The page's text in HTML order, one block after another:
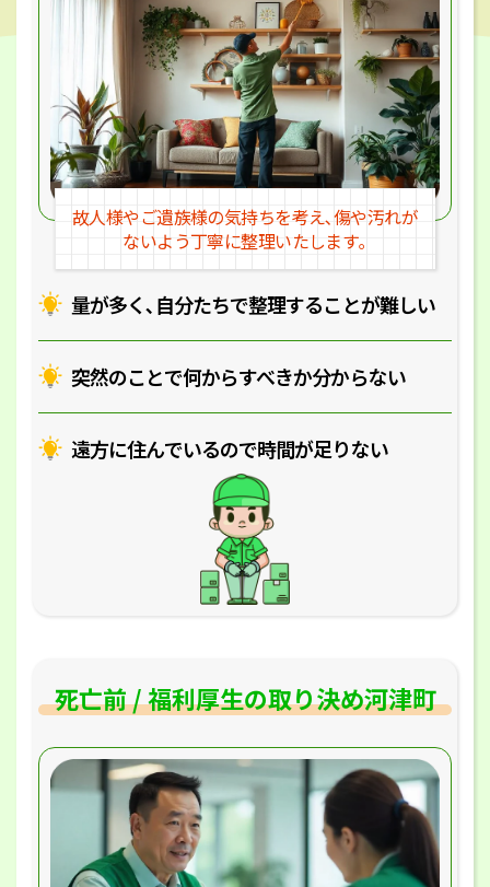
量が多く､自分たちで整理することが難しい
突然のことで何からすべきか分からない
遠方に住んでいるので時間が足りない
故人様やご遺族様の気持ちを考え､傷や汚れが
ないよう丁寧に整理いたします｡
死亡前 / 福利厚生の取り決め河津町